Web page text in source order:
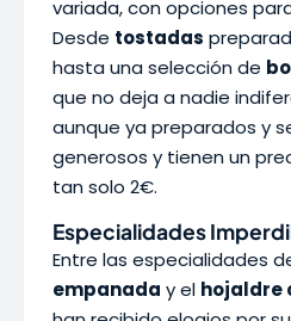
variada, con opciones
Desde tostadas
hasta una selección de
que no deja a nadie
aunque ya preparados y
generosos y tienen un
tan solo 2€.
Especialidades
Entre las especialidades
empanada y el hojaldre